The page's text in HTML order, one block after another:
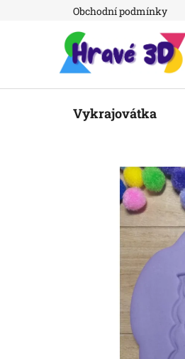
Obchodní podmínky
Vykrajovátka